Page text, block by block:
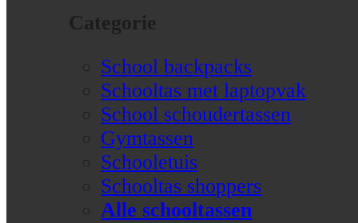
Categorie
School backpacks
Schooltas met laptopvak
School schoudertassen
Gymtassen
Schooletuis
Schooltas shoppers
Alle schooltassen